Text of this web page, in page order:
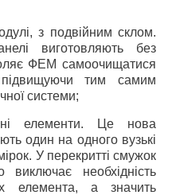
з подвійним склом.
виготовляють без
ФЕМ самоочищатися
тим самим
системи;
елементи. Це нова
один на одного вузькі
У перекритті смужок
необхідність
елемента, а значить